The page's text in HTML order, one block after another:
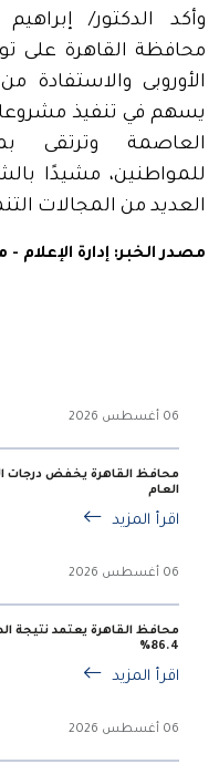
وأكد الدكتور/
محافظة القاهرة على
الأوروبى والاستفادة
يسهم في تنفيذ
العاصمة وترتقى
للمواطنين، مشيدًا
العديد من المجالات
مصدر الخبر: إدارة الإعلام
06 أغسطس 2026
محافظ القاهرة يخفض درجات
العام
اقرأ المزيد
06 أغسطس 2026
محافظ القاهرة يعتمد نتيجة
86.4%
اقرأ المزيد
06 أغسطس 2026